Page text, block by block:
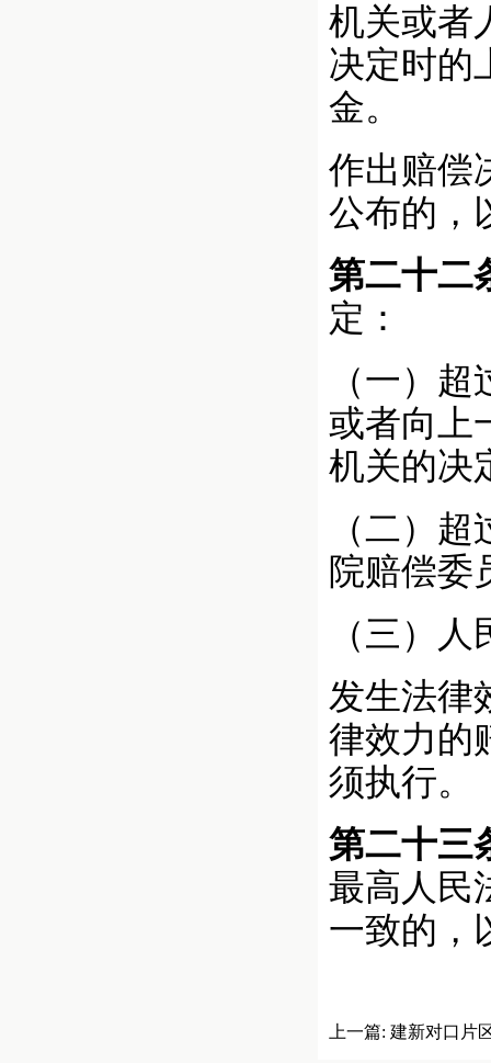
机关或者
决定时的
金。
作出赔偿
公布的，
第二十二
定：
（一）
或者向上
机关的决
（二）
院赔偿委
（三）
发生法律
律效力的
须执行。
第二十三
最高人民
一致的，
上一篇: 建新对口片